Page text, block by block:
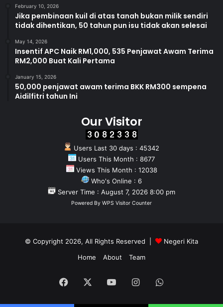
February 10, 2026
Jika pembinaan kuil di atas tanah bukan milik sendiri
tidak dihentikan, 50 tahun pun isu tidak akan selesai
May 14, 2026
Insentif APC Naik RM1,000, 535 Penjawat Awam Terima
RM2,000 Buat Kali Pertama
January 15, 2026
50,000 penjawat awam terima BKK RM300 sempena
Aidilfitri tahun Ini
Our Visitor
Users Last 30 days : 45342
Users This Month : 8677
Views This Month : 12038
Who's Online : 6
Server Time : August 7, 2026 8:00 pm
Powered By WPS Visitor Counter
© Copyright 2026, All Rights Reserved |
Negeri Kita
Home
About Team
Facebook YouTubeInstagramWhatsApp